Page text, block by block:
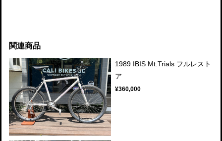
関連商品
1989 IBIS Mt.Trials フルレスト
ア
¥360,000